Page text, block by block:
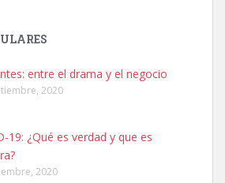
entre el drama y el negocio
2020
19: ¿Qué es verdad y que es
2020